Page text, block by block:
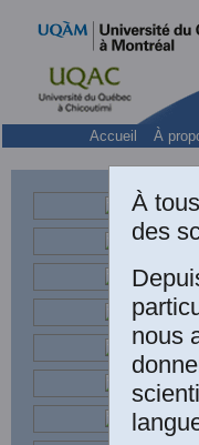
Accueil À
À
des
nous